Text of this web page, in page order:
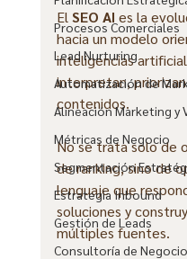
Procesos Comerciales
Lead Nurturing
Automatización de
Alineación Marketing y
Métricas de Negocio
Segmentación
Estrategia Inbound
Gestión de Leads
Consultoría de
El SEO AI es la
hacia un modelo
inteligencias
interpretan,
contenidos.
No se trata solo de
de ranking, sino de
lenguaje que
soluciones y
múltiples fuentes.